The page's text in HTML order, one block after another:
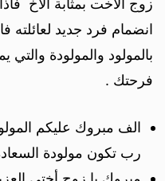
زوج الأخت بمثابة الأخ
انضمام فرد جديد لعائلته
بالمولود والمولودة والتي
فرحتك .
الف مبروك عليكم
رب تكون مولودة